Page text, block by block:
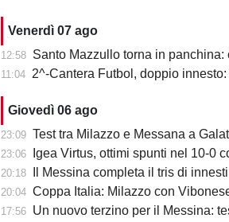
Venerdì 07 ago
12:58 Santo Mazzullo torna in panchina: è il
11:04 2^-Cantera Futbol, doppio innesto:
Giovedì 06 ago
23:09 Test tra Milazzo e Messana a Galati
23:06 Igea Virtus, ottimi spunti nel 10-0 con
20:18 Il Messina completa il tris di
20:04 Coppa Italia: Milazzo con Vibonese o
17:56 Un nuovo terzino per il Messina: